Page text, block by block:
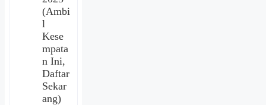
(Ambi
l
Kese
mpata
n Ini,
Daftar
Sekar
ang)